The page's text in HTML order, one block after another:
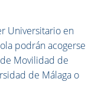
Universitario en
podrán acogerse
Movilidad de
de Málaga o